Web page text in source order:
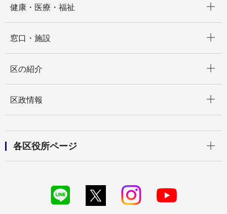
健康・医療・福祉
窓口・施設
区の紹介
区政情報
各区役所ページ